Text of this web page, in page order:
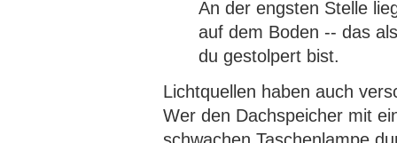
An der engsten Stelle
auf dem Boden -- das
du gestolpert bist.
Lichtquellen haben auch
Wer den Dachspeicher mit